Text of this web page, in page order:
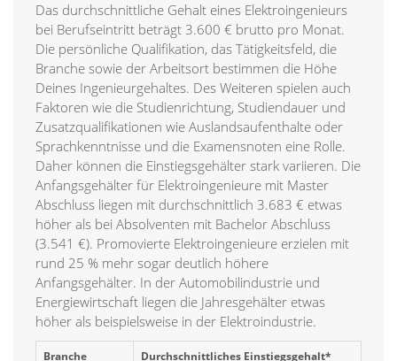
Das durchschnittliche Gehalt eines Elektroingenieurs
bei Berufseintritt beträgt 3.600 € brutto pro Monat.
Die persönliche Qualifikation, das Tätigkeitsfeld, die
Branche sowie der Arbeitsort bestimmen die Höhe
Deines Ingenieurgehaltes. Des Weiteren spielen auch
Faktoren wie die Studienrichtung, Studiendauer und
Zusatzqualifikationen wie Auslandsaufenthalte oder
Sprachkenntnisse und die Examensnoten eine Rolle.
Daher können die Einstiegsgehälter stark variieren. Die
Anfangsgehälter für Elektroingenieure mit Master
Abschluss liegen mit durchschnittlich 3.683 € etwas
höher als bei Absolventen mit Bachelor Abschluss
(3.541 €). Promovierte Elektroingenieure erzielen mit
rund 25 % mehr sogar deutlich höhere
Anfangsgehälter. In der Automobilindustrie und
Energiewirtschaft liegen die Jahresgehälter etwas
höher als beispielsweise in der Elektroindustrie.
Branche Durchschnittliches Einstiegsgehalt*